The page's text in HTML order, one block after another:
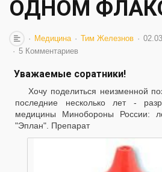
ОДНОМ
Медицина Тим Железнов
5 Комментариев
Уважаемые соратники!
Хочу поделиться неизменной
последние несколько лет -
медицины Минобороны России:
"Эплан". Препарат